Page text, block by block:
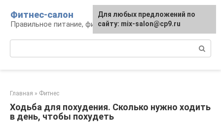
контенту
Фитнес-салон
Правильное питание, фитнес, образ жизни
Главная » Фитнес
Ходьба для похудения. Сколько нужно ходить
в день, чтобы похудеть
Для любых предложений по
сайту: mix-salon@cp9.ru